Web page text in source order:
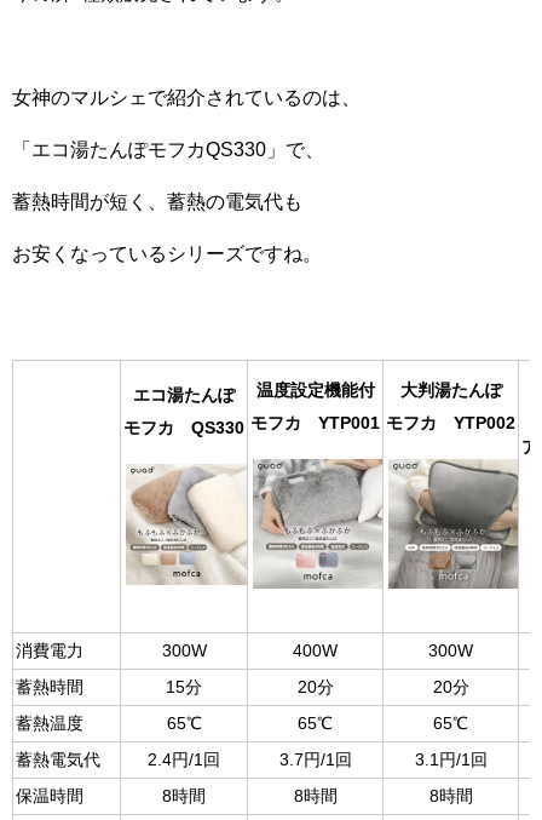
女神のマルシェで紹介されているのは、
「エコ湯たんぽモフカQS330」で、
蓄熱時間が短く、蓄熱の電気代も
お安くなっているシリーズですね。
エコ湯たんぽ
モフカ QS330
温度設定機能付
モフカ YTP001
大判湯たんぽ
モフカ YTP002
消費電力 300W 400W
300W
蓄熱時間
15分 20分
20分
蓄熱温度
65℃ 65℃
65℃
蓄熱電気代
2.4円/1回 3.7円/1回
3.1円/1回
保温時間
8時間 8時間 8時間